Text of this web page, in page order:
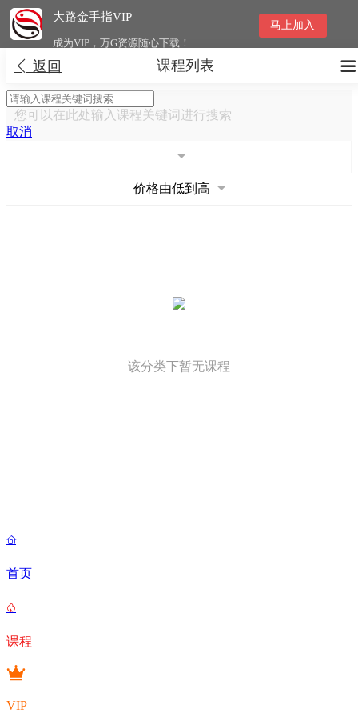
大路金手指VIP
成为VIP，万G资源随心下载！
马上加入
 返回 
课程列表
您可以在此处输入课程关键词进行搜索
取消
价格由低到高
该分类下暂无课程

首页

课程
VIP